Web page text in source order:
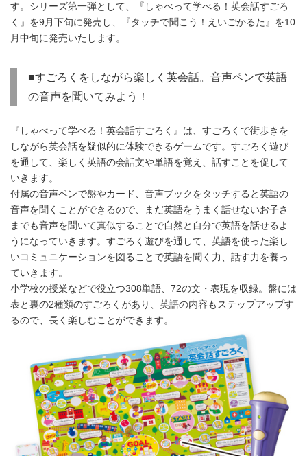
す。シリーズ第一弾として、『しゃべって学べる！英会話すごろ
く』を9月下旬に発売し、『タッチで聞こう！えいごかるた』を10
月中旬に発売いたします。
■すごろくをしながら楽しく英会話。音声ペンで英語
の音声を聞いてみよう！
『しゃべって学べる！英会話すごろく』は、すごろくで街歩きを
しながら英会話を疑似的に体験できるゲームです。すごろく遊び
を通して、楽しく英語の会話文や単語を覚え、話すことを促して
いきます。
付属の音声ペンで盤やカード、音声ブックをタッチすると英語の
音声を聞くことができるので、まだ英語をうまく話せないお子さ
までも音声を聞いて真似することで自然と自分で英語を話せるよ
うになっていきます。すごろく遊びを通して、英語を使った楽し
いコミュニケーションを図ることで英語を聞く力、話す力を養っ
ていきます。
小学校の授業などで役立つ308単語、72の文・表現を収録。盤には
表と裏の2種類のすごろくがあり、英語の内容もステップアップす
るので、長く楽しむことができます。